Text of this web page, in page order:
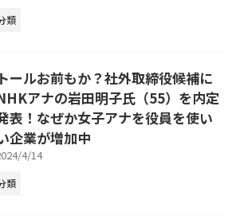
類
ールお前もか？社外取締役候補に
アナの岩田明子氏（55）を内定
表！なぜか女子アナを役員を使い
企業が増加中
4/14
類